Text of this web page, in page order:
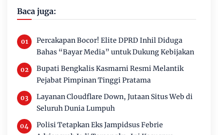
Baca juga:
Percakapan Bocor! Elite DPRD Inhil Diduga
Bahas “Bayar Media” untuk Dukung Kebijakan
Bupati Bengkalis Kasmarni Resmi Melantik
Pejabat Pimpinan Tinggi Pratama
Layanan Cloudflare Down, Jutaan Situs Web di
Seluruh Dunia Lumpuh
Polisi Tetapkan Eks Jampidsus Febrie